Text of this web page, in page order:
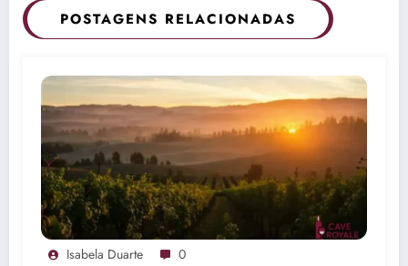
POSTAGENS RELACIONADAS
Isabela Duarte 0